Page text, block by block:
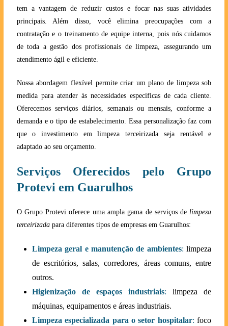
tem a vantagem de reduzir custos e focar nas suas atividades
principais. Além disso, você elimina preocupações com a
contratação e o treinamento de equipe interna, pois nós cuidamos
de toda a gestão dos profissionais de limpeza, assegurando um
atendimento ágil e eficiente.
Nossa abordagem flexível permite criar um plano de limpeza sob
medida para atender às necessidades específicas de cada cliente.
Oferecemos serviços diários, semanais ou mensais, conforme a
demanda e o tipo de estabelecimento. Essa personalização faz com
que o investimento em limpeza terceirizada seja rentável e
adaptado ao seu orçamento.
Serviços Oferecidos pelo Grupo
Protevi em Guarulhos
O Grupo Protevi oferece uma ampla gama de serviços delimpeza
terceirizadapara diferentes tipos de empresas em Guarulhos:
Limpeza geral e manutenção de ambientes: limpeza
de escritórios, salas, corredores, áreas comuns, entre
outros.
Higienização de espaços industriais: limpeza de
máquinas, equipamentos e áreas industriais.
Limpeza especializada para o setor hospitalar: foco